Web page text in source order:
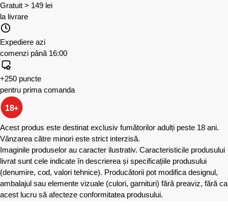
Gratuit > 149 lei
la livrare
Expediere azi
comenzi până 16:00
+250 puncte
pentru prima comanda
18+
Acest produs este destinat exclusiv fumătorilor adulți peste 18 ani.
Vânzarea către minori este strict interzisă.
Imaginile produselor au caracter ilustrativ. Caracteristicile produsului
livrat sunt cele indicate în descrierea și specificațiile produsului
(denumire, cod, valori tehnice). Producătorii pot modifica designul,
ambalajul sau elemente vizuale (culori, garnituri) fără preaviz, fără ca
acest lucru să afecteze conformitatea produsului.